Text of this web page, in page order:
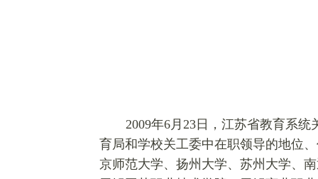
2009年6月23日，江苏省教育系
育局和学校关工委中在职领导的地位
京师范大学、扬州大学、苏州大学、